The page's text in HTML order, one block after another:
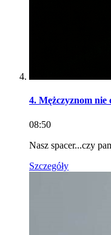
4. Mężczyznom nie
08:50
Nasz spacer...czy
Szczegóły